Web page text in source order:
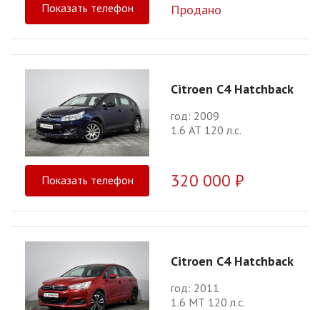
Показать телефон Продано
Citroen C4 Hatchback
год: 2009
1.6 АТ 120 л.с.
Показать телефон 320 000 ₽
Citroen C4 Hatchback
год: 2011
1.6 МТ 120 л.с.